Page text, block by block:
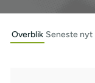
Overblik Seneste nyt